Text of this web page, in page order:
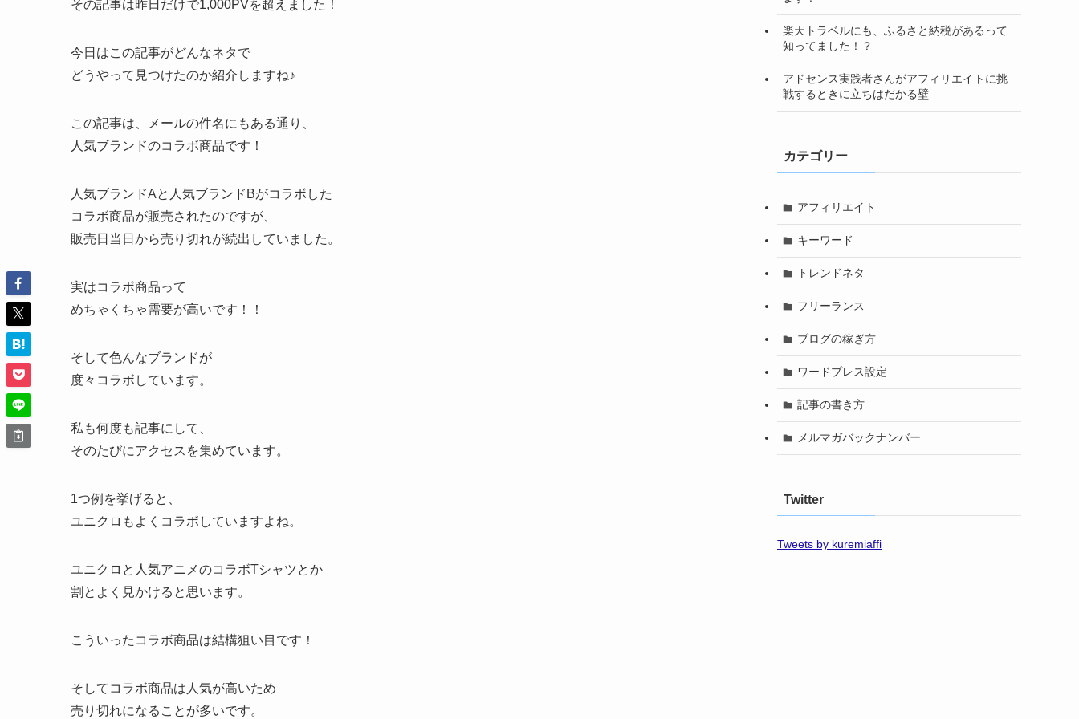
その記事は昨日だけで1,000PVを超えました！
今日はこの記事がどんなネタで
どうやって見つけたのか紹介しますね♪
この記事は、メールの件名にもある通り、
人気ブランドのコラボ商品です！
人気ブランドAと人気ブランドBがコラボした
コラボ商品が販売されたのですが、
販売日当日から売り切れが続出していました。
実はコラボ商品って
めちゃくちゃ需要が高いです！！
そして色んなブランドが
度々コラボしています。
私も何度も記事にして、
そのたびにアクセスを集めています。
1つ例を挙げると、
ユニクロもよくコラボしていますよね。
ユニクロと人気アニメのコラボTシャツとか
割とよく見かけると思います。
こういったコラボ商品は結構狙い目です！
そしてコラボ商品は人気が高いため
売り切れになることが多いです。
楽天トラベルにも、ふるさと納税があるって
知ってました！？
アドセンス実践者さんがアフィリエイトに挑
戦するときに立ちはだかる壁
カテゴリー
アフィリエイト
キーワード
トレンドネタ
フリーランス
ブログの稼ぎ方
ワードプレス設定
記事の書き方
メルマガバックナンバー
Twitter
Tweets by kuremiaffi